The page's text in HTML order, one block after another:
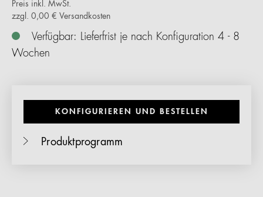
Preis inkl. MwSt.
zzgl. 0,00 € Versandkosten
Verfügbar: Lieferfrist je nach Konfiguration 4 - 8
Wochen
KONFIGURIEREN UND BESTELLEN
Produktprogramm